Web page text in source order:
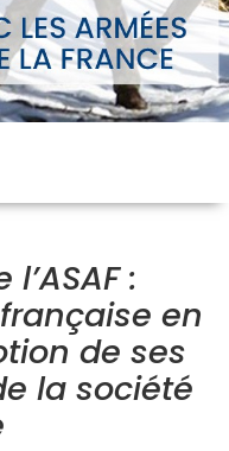
:
en
de ses
la société